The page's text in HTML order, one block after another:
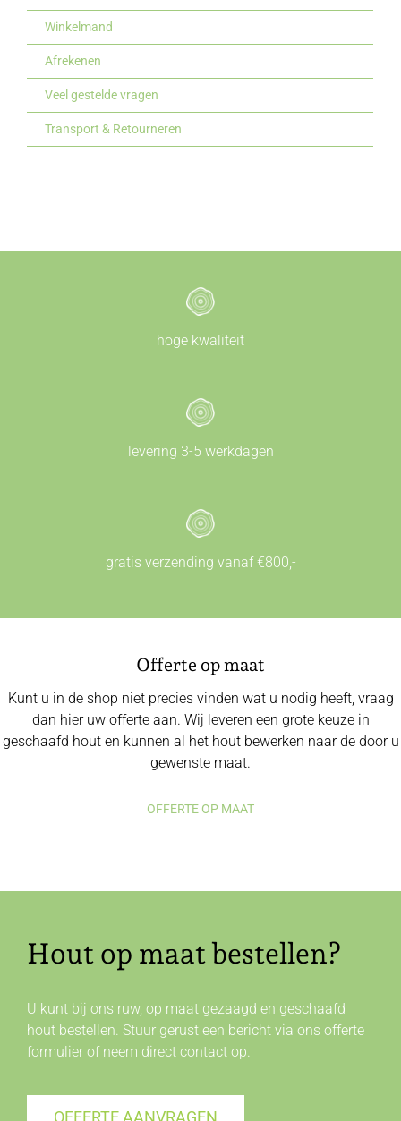
Winkelmand
Afrekenen
Veel gestelde vragen
Transport & Retourneren
hoge kwaliteit
levering 3-5 werkdagen
gratis verzending vanaf €800,-
Offerte op maat
Kunt u in de shop niet precies vinden wat u nodig heeft, vraag
dan hier uw offerte aan. Wij leveren een grote keuze in
geschaafd hout en kunnen al het hout bewerken naar de door u
gewenste maat.
OFFERTE OP MAAT
Hout op maat bestellen?
U kunt bij ons ruw, op maat gezaagd en geschaafd
hout bestellen. Stuur gerust een bericht via ons offerte
formulier of neem direct contactop.